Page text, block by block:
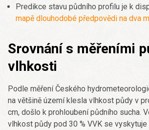
Predikce stavu půdního profilu je k
mapě dlouhodobé předpovědi na dva
Srovnání s měřeními
vlhkosti
Podle měření Českého
na většině území klesla vlhkost půdy v
cm, došlo k prohloubení půdního sucha.
vlhkost půdy pod 30 % VVK se vyskytuje